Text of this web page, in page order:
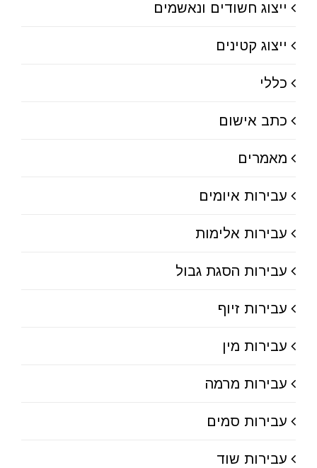
ייצוג חשודים ונאשמים
ייצוג קטינים
כללי
כתב אישום
מאמרים
עבירות איומים
עבירות אלימות
עבירות הסגת גבול
עבירות זיוף
עבירות מין
עבירות מרמה
עבירות סמים
עבירות שוד